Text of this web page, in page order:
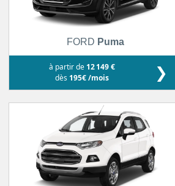
FORD Puma
à partir de 12 149 €
dès 195€ /mois ❯